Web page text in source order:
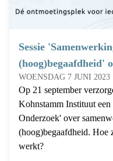
Sessie
(hoog)begaafdheid'
WOENSDAG 7 JUNI 2023
Op 21 september
Kohnstamm Instituut een
Onderzoek' over
(hoog)begaafdheid. Hoe
werkt?